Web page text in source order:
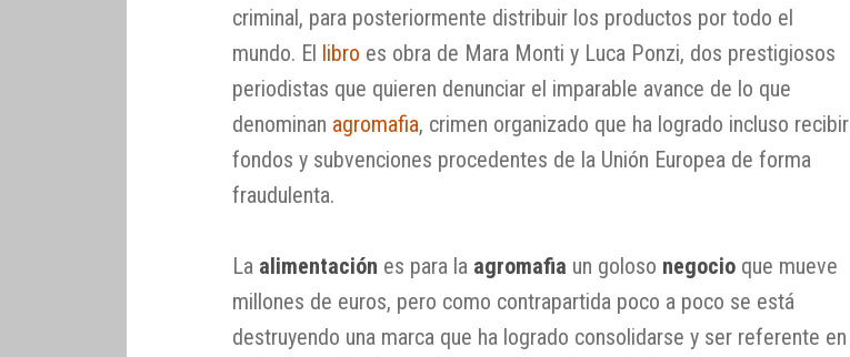
criminal, para posteriormente distribuir los productos por todo el
mundo. El libro es obra de Mara Monti y Luca Ponzi, dos prestigiosos
periodistas que quieren denunciar el imparable avance de lo que
denominan agromafia, crimen organizado que ha logrado incluso recibir
fondos y subvenciones procedentes de la Unión Europea de forma
fraudulenta.
La alimentación es para la agromafia un goloso negocio que mueve
millones de euros, pero como contrapartida poco a poco se está
destruyendo una marca que ha logrado consolidarse y ser referente en